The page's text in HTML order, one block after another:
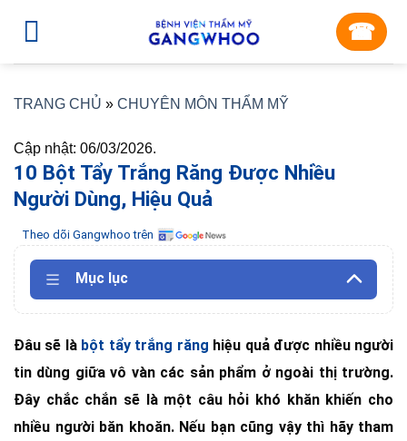
☎︎
TRANG CHỦ » CHUYÊN MÔN THẨM MỸ
Cập nhật: 06/03/2026.
10 Bột Tẩy Trắng Răng Được Nhiều
Người Dùng, Hiệu Quả
Theo dõi Gangwhoo trên
Mục lục
Đâu sẽ là bột tẩy trắng răng hiệu quả được nhiều người
tin dùng giữa vô vàn các sản phẩm ở ngoài thị trường.
Đây chắc chắn sẽ là một câu hỏi khó khăn khiến cho
nhiều người băn khoăn. Nếu bạn cũng vậy thì hãy tham